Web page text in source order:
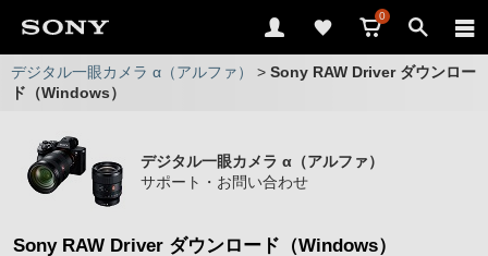
0
デジタル一眼カメラ α（アルファ） > Sony RAW Driver ダウンロー
ド（Windows）
デジタル一眼カメラ α（アルファ）
サポート・お問い合わせ
Sony RAW Driver ダウンロード（Windows）